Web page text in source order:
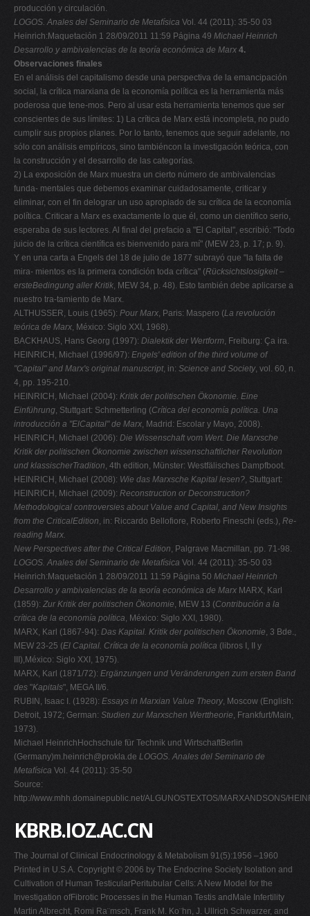
producción y circulación.
LOGOS. Anales del Seminario de Metafísica Vol. 44 (2011): 35-50 03
Heinrich:Maquetación 1 28/09/2011 11:59 Página 49 Michael Heinrich
Desarrollo y ambivalencias de la teoría económica de Marx 4.
Observaciones finales
En el análisis del capitalismo desde una perspectiva de la emancipación
social, la crítica marxiana de la economía política es la herramienta más
poderosa que tene-mos. Pero al usar esta herramienta tenemos que ser
conscientes de sus límites: 1) La crítica de Marx está incompleta, no pudo
cumplir sus propios planes. Por lo tanto, tenemos que seguir adelante, no
sólo con análisis empíricos, sino tambiéncon la investigación teórica, con
la construcción y el desarrollo de las categorías.
2) La exposición de Marx muestra un cierto número de ambivalencias
funda- mentales que debemos examinar cuidadosamente, criticar y
eliminar, con el fin delograr un uso apropiado de su crítica de la economía
política. Criticar a Marx es exactamente lo que él, como un científico serio,
esperaba de sus lectores. Al final del prefacio a "El Capital", escribió: "Todo
juicio de la crítica científica es bienvenido para mí" (MEW 23, p. 17; p. 9).
Y en una carta a Engels del 18 de julio de 1877 subrayó que "la falta de
mira- mientos es la primera condición toda crítica" (Rücksichtslosigkeit –
ersteBedingung aller Kritik, MEW 34, p. 48). Esto también debe aplicarse a
nuestro tra-tamiento de Marx.
ALTHUSSER, Louis (1965): Pour Marx, Paris: Maspero (La revolución
teórica de Marx, México: Siglo XXI, 1968).
BACKHAUS, Hans Georg (1997): Dialektik der Wertform, Freiburg: Ça ira.
HEINRICH, Michael (1996/97): Engels' edition of the third volume of
"Capital" and Marx's original manuscript, in: Science and Society, vol. 60, n.
4, pp. 195-210.
HEINRICH, Michael (2004): Kritik der politischen Ökonomie. Eine
Einführung, Stuttgart: Schmetterling (Crítica del economía política. Una
introducción a "ElCapital" de Marx, Madrid: Escolar y Mayo, 2008).
HEINRICH, Michael (2006): Die Wissenschaft vom Wert. Die Marxsche
Kritik der politischen Ökonomie zwischen wissenschaftlicher Revolution
und klassischerTradition, 4th edition, Münster: Westfälisches Dampfboot.
HEINRICH, Michael (2008): Wie das Marxsche Kapital lesen?, Stuttgart:
HEINRICH, Michael (2009): Reconstruction or Deconstruction?
Methodological controversies about Value and Capital, and New Insights
from the CriticalEdition, in: Riccardo Bellofiore, Roberto Fineschi (eds.), Re-
reading Marx.
New Perspectives after the Critical Edition, Palgrave Macmillan, pp. 71-98.
LOGOS. Anales del Seminario de Metafísica Vol. 44 (2011): 35-50 03
Heinrich:Maquetación 1 28/09/2011 11:59 Página 50 Michael Heinrich
Desarrollo y ambivalencias de la teoría económica de Marx MARX, Karl
(1859): Zur Kritik der politischen Ökonomie, MEW 13 (Contribución a la
crítica de la economía política, México: Siglo XXI, 1980).
MARX, Karl (1867-94): Das Kapital. Kritik der politischen Ökonomie, 3 Bde.,
MEW 23-25 (El Capital. Crítica de la economía política (libros I, II y
III),México: Siglo XXI, 1975).
MARX, Karl (1871/72): Ergänzungen und Veränderungen zum ersten Band
des "Kapitals", MEGA II/6.
RUBIN, Isaac I. (1928): Essays in Marxian Value Theory, Moscow (English:
Detroit, 1972; German: Studien zur Marxschen Werttheorie, Frankfurt/Main,
1973).
Michael HeinrichHochschule für Technik und WirtschaftBerlin
(Germany)m.heinrich@prokla.de LOGOS. Anales del Seminario de
Metafísica Vol. 44 (2011): 35-50
Source:
http://www.mhh.domainepublic.net/ALGUNOSTEXTOS/MARXANDSONS/
KBRB.IOZ.AC.CN
The Journal of Clinical Endocrinology & Metabolism 91(5):1956 –1960
Printed in U.S.A. Copyright © 2006 by The Endocrine Society Isolation and
Cultivation of Human TesticularPeritubular Cells: A New Model for the
Investigation ofFibrotic Processes in the Human Testis andMale Infertility
Martin Albrecht, Romi Ra¨msch, Frank M. Ko¨hn, J. Ullrich Schwarzer, and